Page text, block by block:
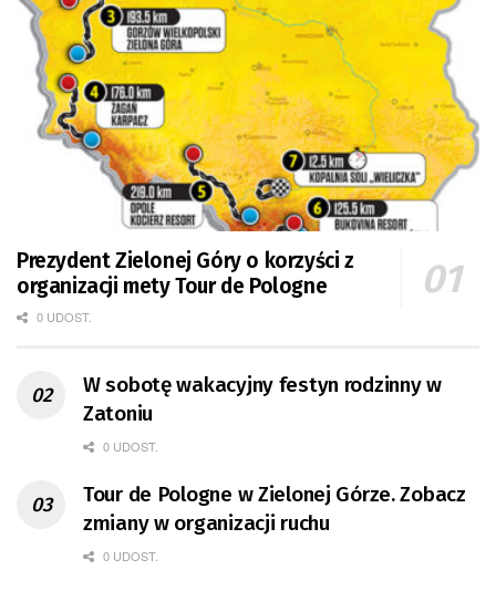
Prezydent Zielonej Góry o korzyści z
organizacji mety Tour de Pologne
0 UDOST.
W sobotę wakacyjny festyn rodzinny w
Zatoniu
0 UDOST.
Tour de Pologne w Zielonej Górze. Zobacz
zmiany w organizacji ruchu
0 UDOST.